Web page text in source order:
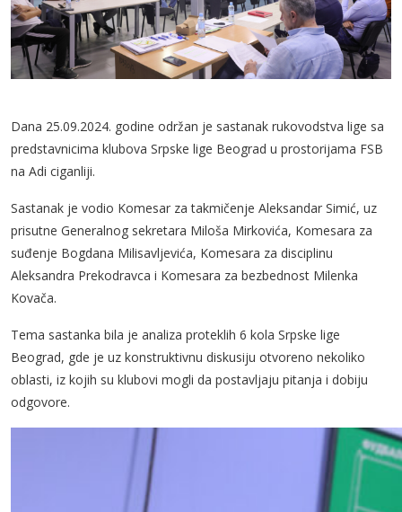
Dana 25.09.2024. godine održan je sastanak rukovodstva lige sa
predstavnicima klubova Srpske lige Beograd u prostorijama FSB
na Adi ciganliji.
Sastanak je vodio Komesar za takmičenje Aleksandar Simić, uz
prisutne Generalnog sekretara Miloša Mirkovića, Komesara za
suđenje Bogdana Milisavljevića, Komesara za disciplinu
Aleksandra Prekodravca i Komesara za bezbednost Milenka
Kovača.
Tema sastanka bila je analiza proteklih 6 kola Srpske lige
Beograd, gde je uz konstruktivnu diskusiju otvoreno nekoliko
oblasti, iz kojih su klubovi mogli da postavljaju pitanja i dobiju
odgovore.